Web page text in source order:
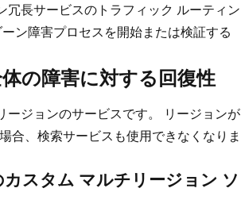
冗長サービスのトラフィック ルーティン
ン障害プロセスを開始または検証する
の障害に対する回復性
ージョンのサービスです。 リージョンが
合、検索サービスも使用できなくなりま
スタム マルチリージョン ソ